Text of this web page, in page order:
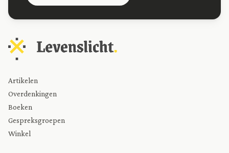
Artikelen
Overdenkingen
Boeken
Gespreksgroepen
Winkel